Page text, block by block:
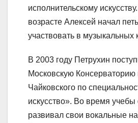
исполнительскому
возрасте Алексей начал
участвовать в музыкальных
В 2003 году Петрухин
Московскую
Чайковского по
искусство». Во время учебы
развивал свои вокальные